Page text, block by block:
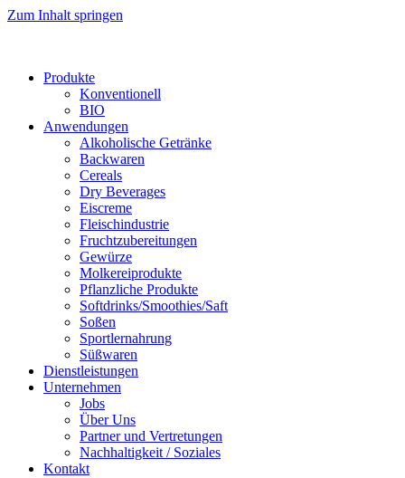
Zum Inhalt springen
Produkte
Konventionell
BIO
Anwendungen
Alkoholische Getränke
Backwaren
Cereals
Dry Beverages
Eiscreme
Fleischindustrie
Fruchtzubereitungen
Gewürze
Molkereiprodukte
Pflanzliche Produkte
Softdrinks/Smoothies/Saft
Soßen
Sportlernahrung
Süßwaren
Dienstleistungen
Unternehmen
Jobs
Über Uns
Partner und Vertretungen
Nachhaltigkeit / Soziales
Kontakt